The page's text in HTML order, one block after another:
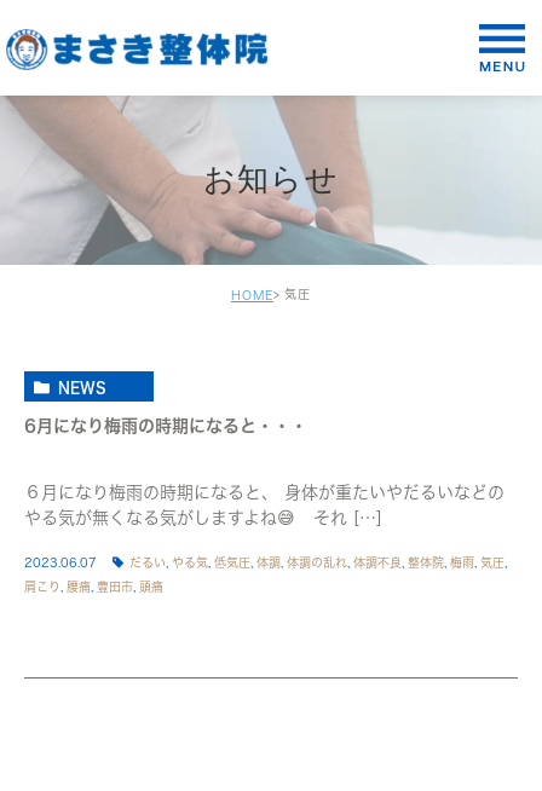
お知らせ
HOME 気圧
NEWS
6月になり梅雨の時期になると・・・
６月になり梅雨の時期になると、 身体が重たいやだるいなどの
やる気が無くなる気がしますよね😅 それ […]
2023.06.07 だるい やる気 低気圧 体調 体調の乱れ 体調不良 整体院 梅雨 気圧
肩こり
腰痛 豊田市 頭痛